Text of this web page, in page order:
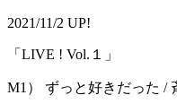
2021/11/2 UP!
「LIVE ! Vol.１」
M1） ずっと好きだった /